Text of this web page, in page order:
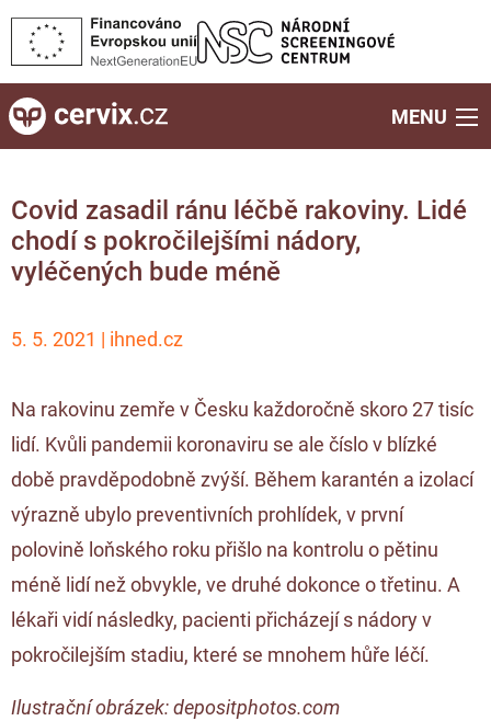
MENU
Covid zasadil ránu léčbě rakoviny. Lidé
chodí s pokročilejšími nádory,
vyléčených bude méně
5. 5. 2021 | ihned.cz
Na rakovinu zemře v Česku každoročně skoro 27 tisíc
lidí. Kvůli pandemii koronaviru se ale číslo v blízké
době pravděpodobně zvýší. Během karantén a izolací
výrazně ubylo preventivních prohlídek, v první
polovině loňského roku přišlo na kontrolu o pětinu
méně lidí než obvykle, ve druhé dokonce o třetinu. A
lékaři vidí následky, pacienti přicházejí s nádory v
pokročilejším stadiu, které se mnohem hůře léčí.
Ilustrační obrázek: depositphotos.com